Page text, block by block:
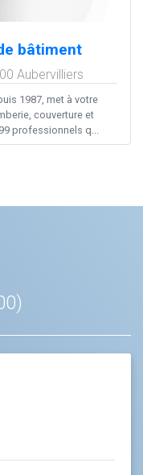
bâtiment
Aubervilliers
1987, met à votre
couverture et
professionnels q...